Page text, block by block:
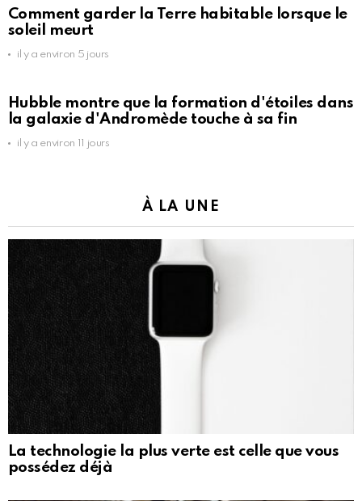
Comment garder la Terre habitable lorsque le
soleil meurt
il y a environ 5 jours
Hubble montre que la formation d'étoiles dans
la galaxie d'Andromède touche à sa fin
il y a environ 11 jours
À LA UNE
La technologie la plus verte est celle que vous
possédez déjà